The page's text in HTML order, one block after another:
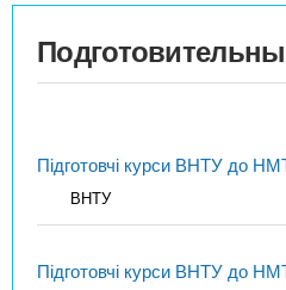
Підготовчі курси ВНТУ до
ВНТУ
Підготовчі курси ВНТУ до